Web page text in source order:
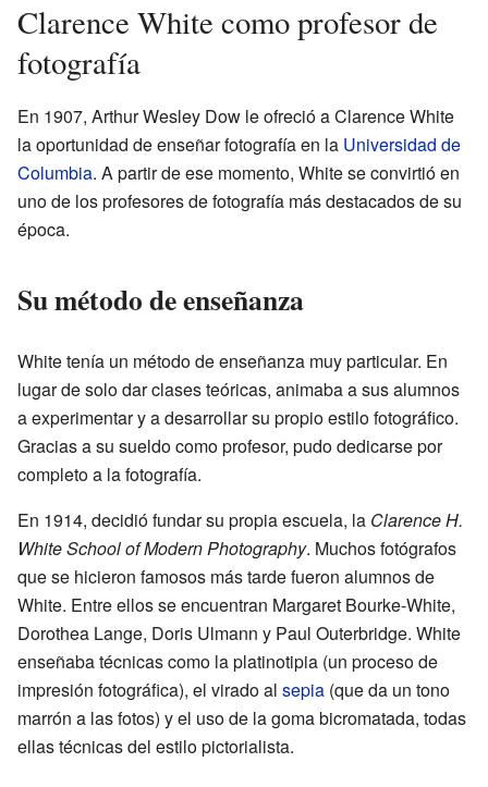
Clarence White como profesor de
fotografía
En 1907, Arthur Wesley Dow le ofreció a Clarence White
la oportunidad de enseñar fotografía en la Universidad de
Columbia. A partir de ese momento, White se convirtió en
uno de los profesores de fotografía más destacados de su
época.
Su método de enseñanza
White tenía un método de enseñanza muy particular. En
lugar de solo dar clases teóricas, animaba a sus alumnos
a experimentar y a desarrollar su propio estilo fotográfico.
Gracias a su sueldo como profesor, pudo dedicarse por
completo a la fotografía.
En 1914, decidió fundar su propia escuela, la Clarence H.
White School of Modern Photography. Muchos fotógrafos
que se hicieron famosos más tarde fueron alumnos de
White. Entre ellos se encuentran Margaret Bourke-White,
Dorothea Lange, Doris Ulmann y Paul Outerbridge. White
enseñaba técnicas como la platinotipia (un proceso de
impresión fotográfica), el virado al sepia (que da un tono
marrón a las fotos) y el uso de la goma bicromatada, todas
ellas técnicas del estilo pictorialista.